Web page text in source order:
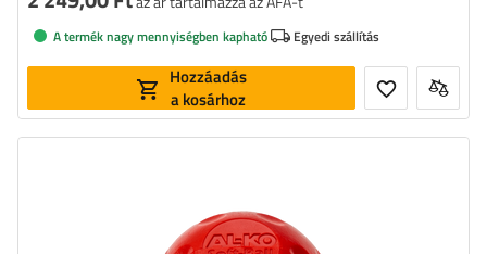
A termék nagy mennyiségben kapható Egyedi szállítás
Hozzáadás
a kosárhoz